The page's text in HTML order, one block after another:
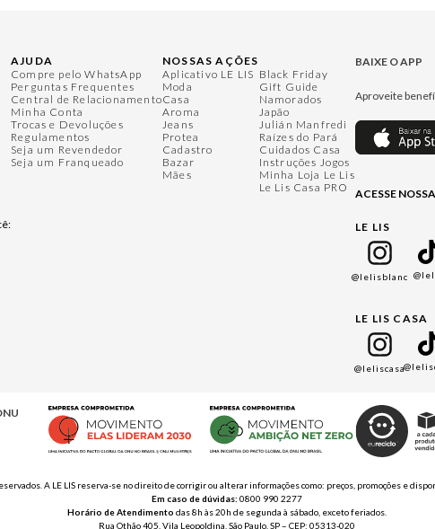
AJUDA
Compre pelo WhatsApp
Perguntas Frequentes
Central de Relacionamento
Minha Conta
Trocas e Devoluções
Regulamentos
Seja um Revendedor
Seja um Franqueado
NOSSAS AÇÕES
Aplicativo LE LIS
Moda
Casa
Aroma
Jeans
Protea
Cadastro
Bazar
Mães
Black Friday
Gift Guide
Namorados
Japão
Julián Manfredi
Raízes do Pará
Cuidados Casa
Instruções Jogos
Minha Loja Le Lis
Le Lis Casa PRO
BAIXE O APP
Aproveite
ACESSE
LE LIS
@lelisblanc
LE LIS CASA
@leliscasa
A LE LIS reserva-se no direito de corrigir ou alterar informações como: preços, promoções e
Em caso de dúvidas: 0800 990 2277
Horário de Atendimento das 8h às 20h de segunda à sábado, exceto feriados.
Rua Othão 405, Vila Leopoldina, São Paulo, SP – CEP: 05313-020